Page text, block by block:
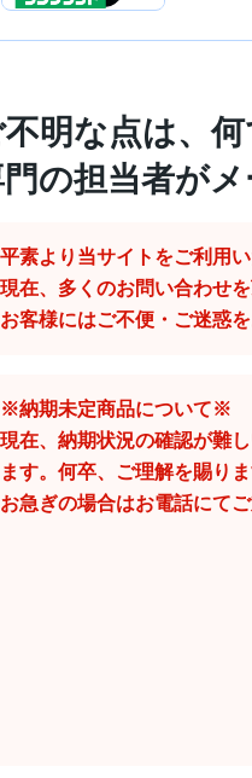
不明な点は、
の担当者が
平素より当サイトをご利用
現在、多くのお問い合わせ
お客様にはご不便・ご迷惑
※納期未定商品について※
現在、納期状況の確認が難
ます。何卒、ご理解を賜り
お急ぎの場合はお電話にて